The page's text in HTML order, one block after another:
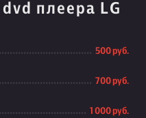
плеера LG
500 руб.
700 руб.
1 000 руб.